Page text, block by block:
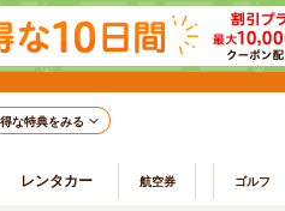
な特典をみる
レンタカー 航空券 ゴルフ